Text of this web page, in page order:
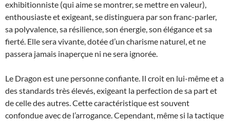
exhibitionniste (qui aime se montrer, se mettre en valeur),
enthousiaste et exigeant, se distinguera par son franc-parler,
sa polyvalence, sa résilience, son énergie, son élégance et sa
fierté. Elle sera vivante, dotée d’un charisme naturel, et ne
passera jamais inaperçue ni ne sera ignorée.
Le Dragon est une personne confiante. Il croit en lui-même et a
des standards très élevés, exigeant la perfection de sa part et
de celle des autres. Cette caractéristique est souvent
confondue avec de l’arrogance. Cependant, même si la tactique